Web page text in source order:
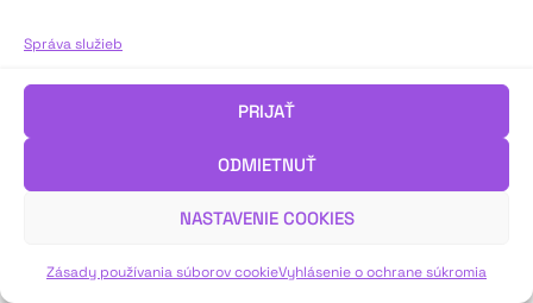
Správa služieb
PRIJAŤ
ODMIETNUŤ
NASTAVENIE COOKIES
Zásady používania súborov cookieVyhlásenie o ochrane súkromia
Jolanta
Tak to si potom dojatá v
Jolanta
… som skrátka citlivá
povaha. Odkedy mi odvelili